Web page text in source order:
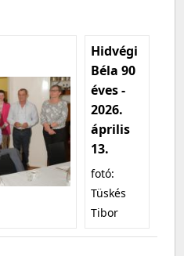
Hidvégi
Béla 90
éves -
2026.
április
13.
fotó:
Tüskés
Tibor